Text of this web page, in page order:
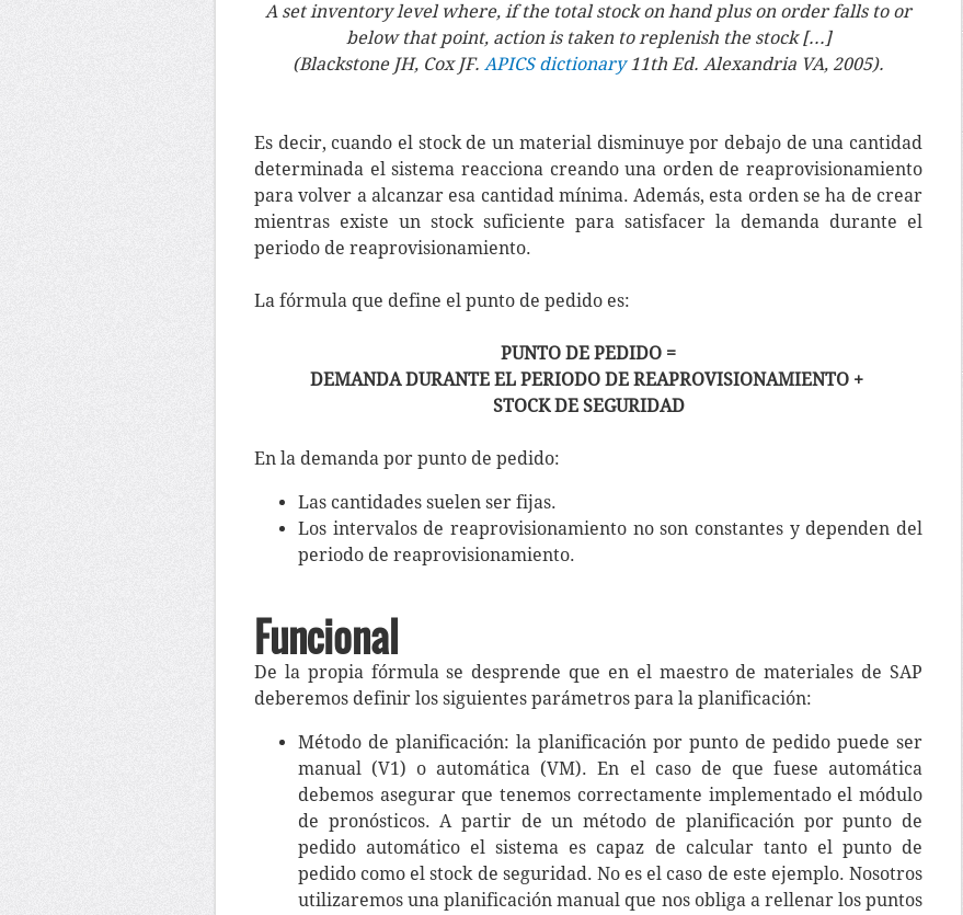
A set inventory level where, if the total stock on hand plus on order falls to or
below that point, action is taken to replenish the stock [...]
(Blackstone JH, Cox JF. APICS dictionary11th Ed. Alexandria VA, 2005).
Es decir, cuando el stock de un material disminuye por debajo de una cantidad
determinada el sistema reacciona creando una orden de reaprovisionamiento
para volver a alcanzar esa cantidad mínima. Además, esta orden se ha de crear
mientras existe un stock suficiente para satisfacer la demanda durante el
periodo de reaprovisionamiento.
La fórmula que define el punto de pedido es:
PUNTO DE PEDIDO =
DEMANDA DURANTE EL PERIODO DE REAPROVISIONAMIENTO +
STOCK DE SEGURIDAD
En la demanda por punto de pedido:
Las cantidades suelen ser fijas.
Los intervalos de reaprovisionamiento no son constantes y dependen del
periodo de reaprovisionamiento.
Funcional
De la propia fórmula se desprende que en el maestro de materiales de SAP
deberemos definir los siguientes parámetros para la planificación:
Método de planificación: la planificación por punto de pedido puede ser
manual (V1) o automática (VM). En el caso de que fuese automática
debemos asegurar que tenemos correctamente implementado el módulo
de pronósticos. A partir de un método de planificación por punto de
pedido automático el sistema es capaz de calcular tanto el punto de
pedido como el stock de seguridad. No es el caso de este ejemplo. Nosotros
utilizaremos una planificación manual que nos obliga a rellenar los puntos